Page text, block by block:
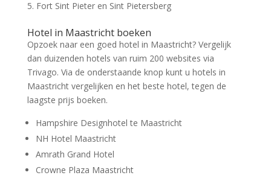
Fort Sint Pieter en Sint Pietersberg
Hotel in Maastricht boeken
Opzoek naar een goed hotel in Maastricht? Vergelijk
dan duizenden hotels van ruim 200 websites via
Trivago. Via de onderstaande knop kunt u hotels in
Maastricht vergelijken en het beste hotel, tegen de
laagste prijs boeken.
Hampshire Designhotel te Maastricht
NH Hotel Maastricht
Amrath Grand Hotel
Crowne Plaza Maastricht